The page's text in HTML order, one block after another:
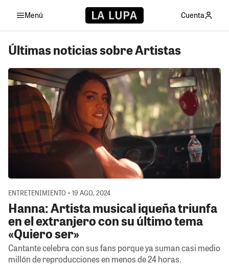
Menú Cuenta
Últimas noticias sobre Artistas
ENTRETENIMIENTO • 19 AGO, 2024
Hanna: Artista musical iqueña triunfa
en el extranjero con su último tema
«Quiero ser»
Cantante celebra con sus fans porque ya suman casi medio
millón de reproducciones en menos de 24 horas.